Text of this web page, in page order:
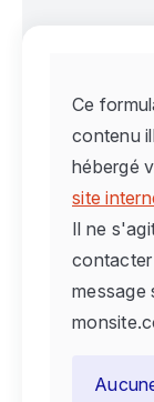
Ce
contenu
hébergé
site
Il ne
contacter
message